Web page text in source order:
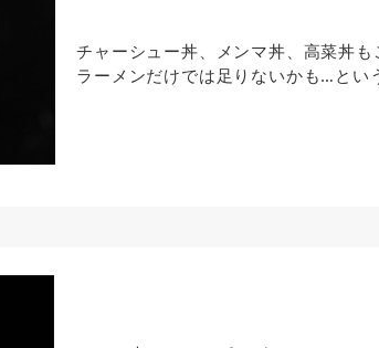
チャーシュー丼、メンマ丼、高菜丼も
ラーメンだけでは足りないかも…とい